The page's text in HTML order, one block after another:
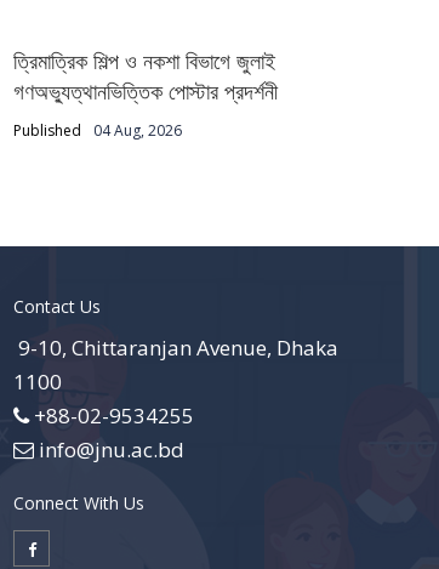
ত্রিমাত্রিক শিল্প ও নকশা বিভাগে জুলাই
গণঅভ্যুত্থানভিত্তিক পোস্টার প্রদর্শনী
Published 04 Aug, 2026
Contact Us
9-10, Chittaranjan Avenue, Dhaka
1100
+88-02-9534255
info@jnu.ac.bd
Connect With Us